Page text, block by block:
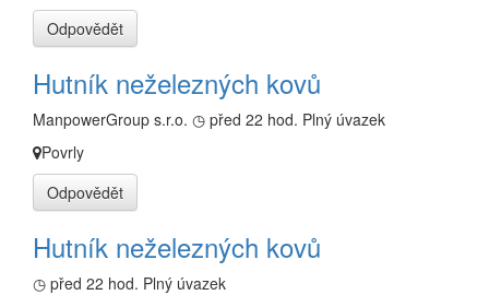
Odpovědět
Hutník neželezných kovů
ManpowerGroup s.r.o. ◷ před 22 hod. Plný úvazek
Povrly
Odpovědět
Hutník neželezných kovů
◷ před 22 hod. Plný úvazek